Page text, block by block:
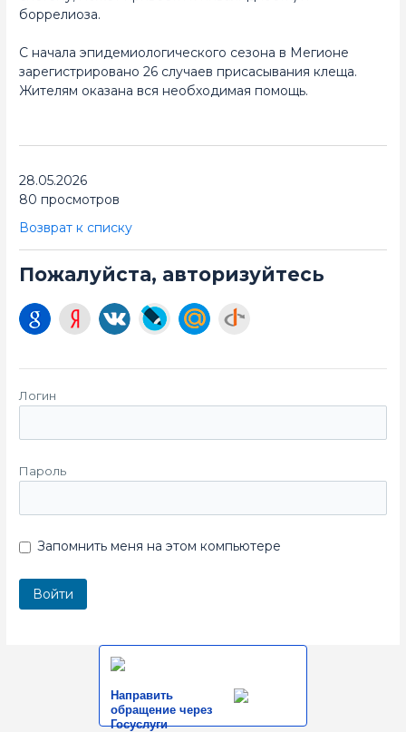
боррелиоза.
С начала эпидемиологического сезона в Мегионе
зарегистрировано 26 случаев присасывания клеща.
Жителям оказана вся необходимая помощь.
28.05.2026
80 просмотров
Возврат к списку
Пожалуйста, авторизуйтесь
Логин
Пароль
Запомнить меня на этом компьютере
Направить
обращение через
Госуслуги